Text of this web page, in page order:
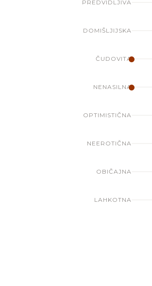
PREDVIDLJIVA
DOMIŠLJIJSKA
ČUDOVITA
NENASILNA
OPTIMISTIČNA
NEEROTIČNA
OBIČAJNA
LAHKOTNA